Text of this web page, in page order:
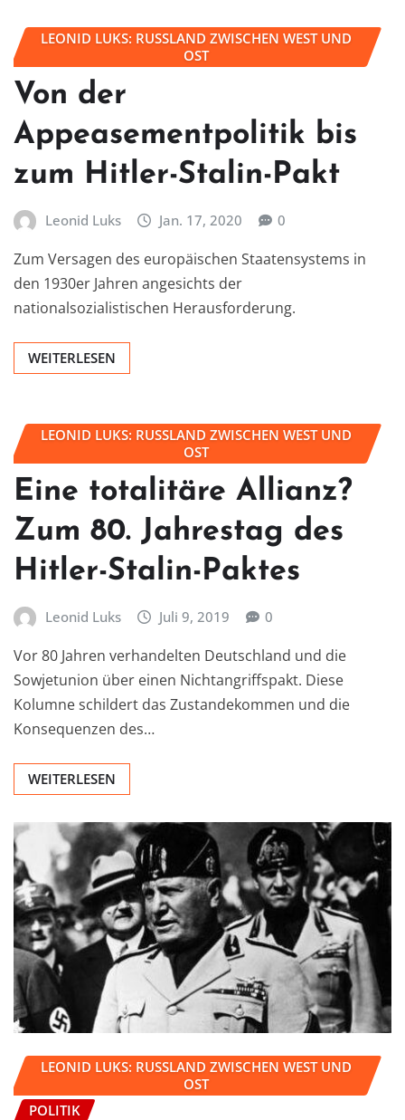
LEONID LUKS: RUSSLAND ZWISCHEN WEST UND
OST
Von der
Appeasementpolitik bis
zum Hitler-Stalin-Pakt
Leonid Luks Jan. 17, 2020 0
Zum Versagen des europäischen Staatensystems in
den 1930er Jahren angesichts der
nationalsozialistischen Herausforderung.
WEITERLESEN
LEONID LUKS: RUSSLAND ZWISCHEN WEST UND
OST
Eine totalitäre Allianz?
Zum 80. Jahrestag des
Hitler-Stalin-Paktes
Leonid Luks Juli 9, 2019 0
Vor 80 Jahren verhandelten Deutschland und die
Sowjetunion über einen Nichtangriffspakt. Diese
Kolumne schildert das Zustandekommen und die
Konsequenzen des…
WEITERLESEN
LEONID LUKS: RUSSLAND ZWISCHEN WEST UND
OST
POLITIK